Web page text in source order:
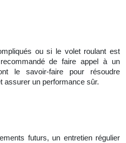
ou si le volet roulant est
de faire appel à un
le savoir-faire pour résoudre
assurer un performance sûr.
futurs, un entretien régulier